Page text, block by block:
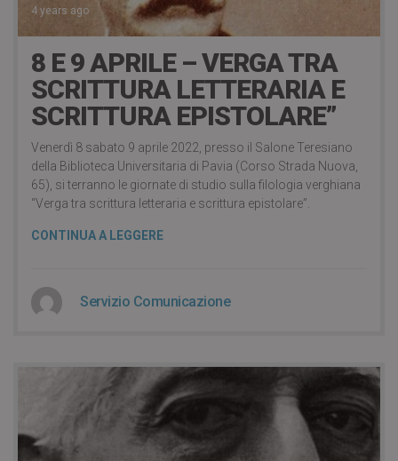
4 years ago
8 E 9 APRILE – VERGA TRA
SCRITTURA LETTERARIA E
SCRITTURA EPISTOLARE”
Venerdì 8 sabato 9 aprile 2022, presso il Salone Teresiano
della Biblioteca Universitaria di Pavia (Corso Strada Nuova,
65), si terranno le giornate di studio sulla filologia verghiana
“Verga tra scrittura letteraria e scrittura epistolare”.
CONTINUA A LEGGERE
Servizio Comunicazione